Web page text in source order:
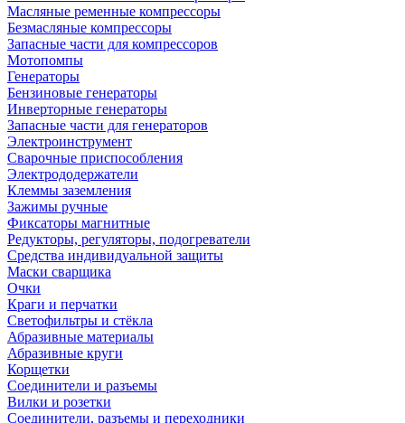
Масляные ременные компрессоры
Безмасляные компрессоры
Запасные части для компрессоров
Мотопомпы
Генераторы
Бензиновые генераторы
Инверторные генераторы
Запасные части для генераторов
Электроинструмент
Сварочные приспособления
Электрододержатели
Клеммы заземления
Зажимы ручные
Фиксаторы магнитные
Редукторы, регуляторы, подогреватели
Средства индивидуальной защиты
Маски сварщика
Очки
Краги и перчатки
Светофильтры и стёкла
Абразивные материалы
Абразивные круги
Корщетки
Соединители и разъемы
Вилки и розетки
Соединители, разъемы и переходники